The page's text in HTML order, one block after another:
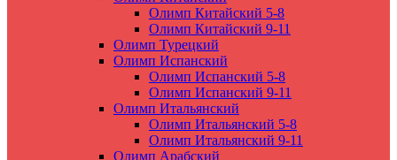
Олимп Китайский 5-8
Олимп Китайский 9-11
Олимп Турецкий
Олимп Испанский
Олимп Испанский 5-8
Олимп Испанский 9-11
Олимп Итальянский
Олимп Итальянский 5-8
Олимп Итальянский 9-11
Олимп Арабский